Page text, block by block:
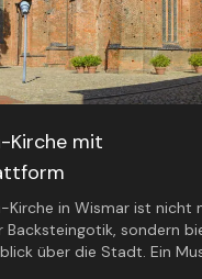
Kirche mit
Kirche in Wismar ist nicht
Backsteingotik, sondern
über die Stadt. Ein